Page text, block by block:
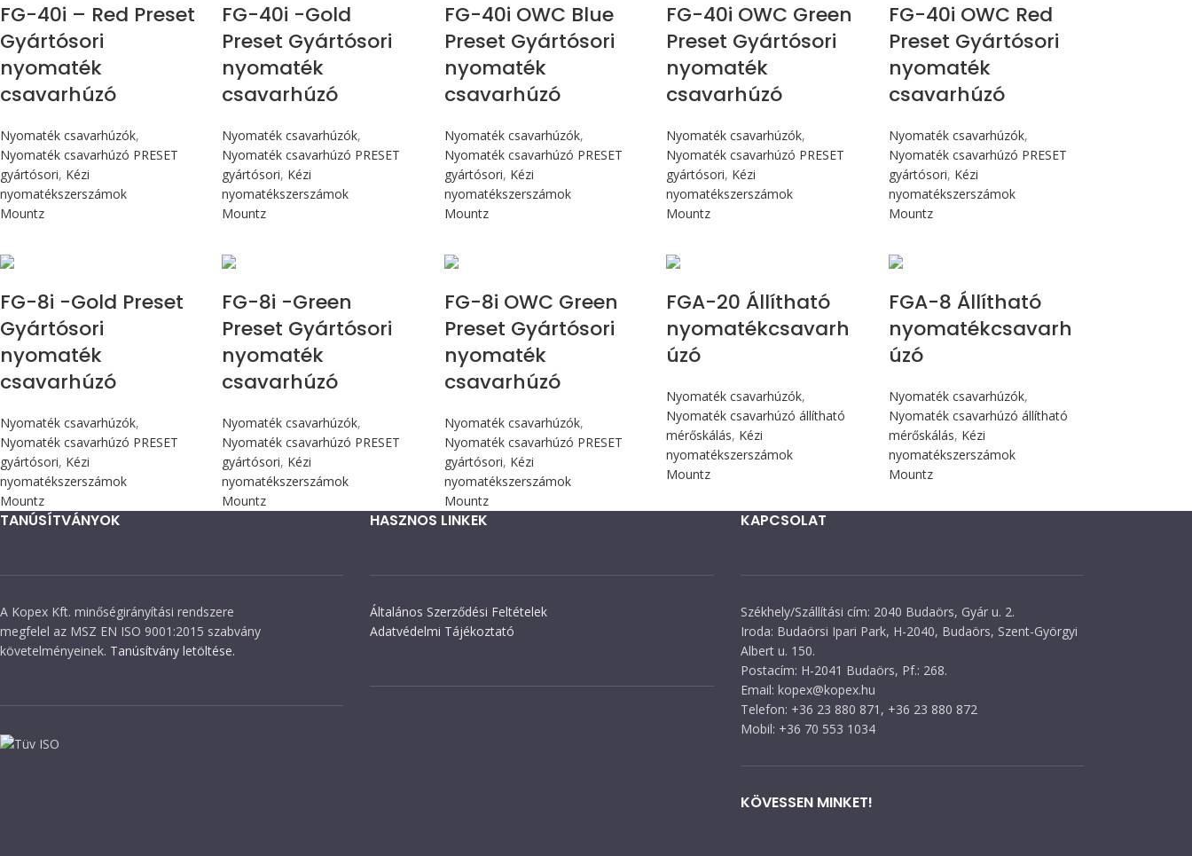
FG-40i – Red Preset
Gyártósori
nyomaték
csavarhúzó
Nyomaték csavarhúzók,
Nyomaték csavarhúzó PRESET
gyártósori, Kézi
nyomatékszerszámok
Mountz
FG-40i -Gold
Preset Gyártósori
nyomaték
csavarhúzó
Nyomaték csavarhúzók,
Nyomaték csavarhúzó PRESET
gyártósori, Kézi
nyomatékszerszámok
Mountz
FG-40i OWC Blue
Preset Gyártósori
nyomaték
csavarhúzó
Nyomaték csavarhúzók,
Nyomaték csavarhúzó PRESET
gyártósori, Kézi
nyomatékszerszámok
Mountz
FG-40i OWC Green
Preset Gyártósori
nyomaték
csavarhúzó
Nyomaték csavarhúzók,
Nyomaték csavarhúzó PRESET
gyártósori, Kézi
nyomatékszerszámok
Mountz
FG-40i OWC Red
Preset Gyártósori
nyomaték
csavarhúzó
Nyomaték csavarhúzók,
Nyomaték csavarhúzó PRESET
gyártósori, Kézi
nyomatékszerszámok
Mountz
FG-8i -Gold Preset
Gyártósori
nyomaték
csavarhúzó
Nyomaték csavarhúzók,
Nyomaték csavarhúzó PRESET
gyártósori, Kézi
nyomatékszerszámok
Mountz
FG-8i -Green
Preset Gyártósori
nyomaték
csavarhúzó
Nyomaték csavarhúzók,
Nyomaték csavarhúzó PRESET
gyártósori, Kézi
nyomatékszerszámok
Mountz
FG-8i OWC Green
Preset Gyártósori
nyomaték
csavarhúzó
Nyomaték csavarhúzók,
Nyomaték csavarhúzó PRESET
gyártósori, Kézi
nyomatékszerszámok
Mountz
FGA-20 Állítható
nyomatékcsavarh
úzó
Nyomaték csavarhúzók,
Nyomaték csavarhúzó állítható
mérőskálás, Kézi
nyomatékszerszámok
Mountz
FGA-8 Állítható
nyomatékcsavarh
úzó
Nyomaték csavarhúzók,
Nyomaték csavarhúzó állítható
mérőskálás, Kézi
nyomatékszerszámok
Mountz
TANÚSÍTVÁNYOK
A Kopex Kft. minőségirányítási rendszere
megfelel az MSZ EN ISO 9001:2015 szabvány
követelményeinek. Tanúsítvány letöltése.
HASZNOS LINKEK
Általános Szerződési Feltételek
Adatvédelmi Tájékoztató
KAPCSOLAT
Székhely/Szállítási cím: 2040 Budaörs, Gyár u. 2.
Iroda: Budaörsi Ipari Park, H-2040, Budaörs, Szent-Györgyi
Albert u. 150.
Postacím: H-2041 Budaörs, Pf.: 268.
Email: kopex@kopex.hu
Telefon: +36 23 880 871, +36 23 880 872
Mobil: +36 70 553 1034
KÖVESSEN MINKET!